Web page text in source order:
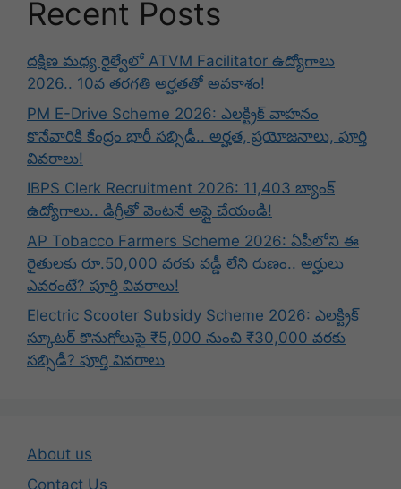
Recent Posts
దక్షిణ మధ్య రైల్వేలో ATVM Facilitator ఉద్యోగాలు
2026.. 10వ తరగతి అర్హతతో అవకాశం!
PM E-Drive Scheme 2026: ఎలక్ట్రిక్ వాహనం
కొనేవారికి కేంద్రం భారీ సబ్సిడీ.. అర్హత, ప్రయోజనాలు, పూర్తి
వివరాలు!
IBPS Clerk Recruitment 2026: 11,403 బ్యాంక్
ఉద్యోగాలు.. డిగ్రీతో వెంటనే అప్లై చేయండి!
AP Tobacco Farmers Scheme 2026: ఏపీలోని ఈ
రైతులకు రూ.50,000 వరకు వడ్డీ లేని రుణం.. అర్హులు
ఎవరంటే? పూర్తి వివరాలు!
Electric Scooter Subsidy Scheme 2026: ఎలక్ట్రిక్
స్కూటర్ కొనుగోలుపై ₹5,000 నుంచి ₹30,000 వరకు
సబ్సిడీ? పూర్తి వివరాలు
About us
Contact Us